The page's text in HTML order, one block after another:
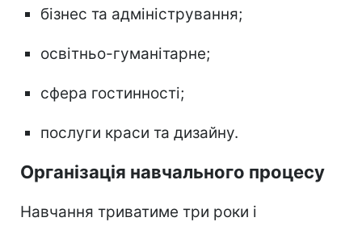
бізнес та адміністрування;
освітньо-гуманітарне;
сфера гостинності;
послуги краси та дизайну.
Організація навчального процесу
Навчання триватиме три роки і